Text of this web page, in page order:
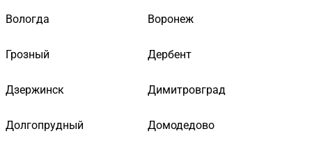
Вологда Воронеж
Грозный Дербент
Дзержинск Димитровград
Долгопрудный Домодедово